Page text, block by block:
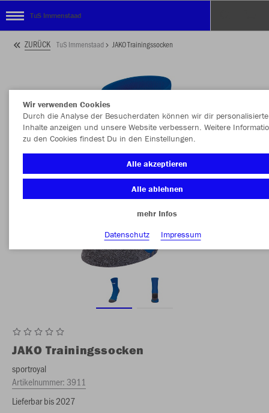
TuS Immenstaad
ZURÜCK TuS Immenstaad JAKO Trainingssocken
JAKO Trainingssocken
sportroyal
Artikelnummer:3911
Lieferbar bis 2027
Wir verwenden Cookies
Durch die Analyse der Besucherdaten können wir dir personalisierte
Inhalte anzeigen und unsere Website verbessern. Weitere
zu den Cookies findest Du in den Einstellungen.
Alle akzeptieren
Alle ablehnen
mehr Infos
Datenschutz
Impressum